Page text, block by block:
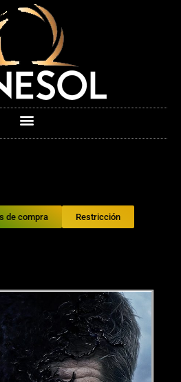
de compra Restricción